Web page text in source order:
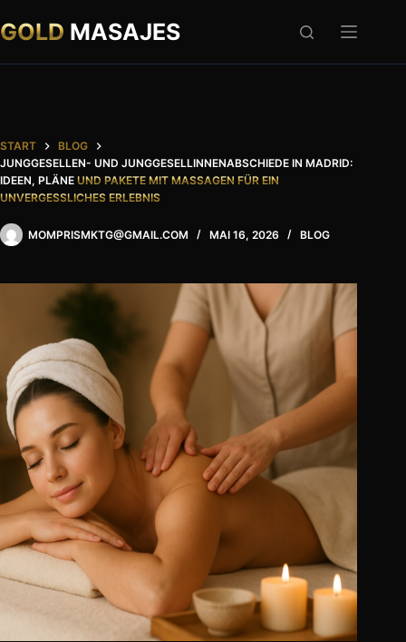
Inhalt
springen
GOLD MASAJES
START
BLOG
JUNGGESELLEN- UND JUNGGESELLINNENABSCHIEDE IN MADRID:
IDEEN, PLÄNE UND PAKETE MIT MASSAGEN FÜR EIN
UNVERGESSLICHES ERLEBNIS
MOMPRISMKTG@GMAIL.COM MAI 16, 2026 BLOG